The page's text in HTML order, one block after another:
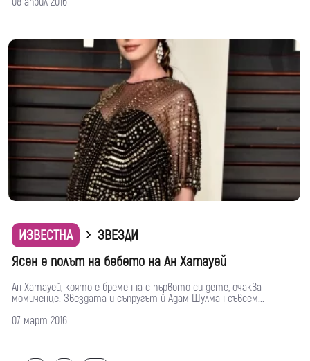
ИЗВЕСТНА
ЗВЕЗДИ
Ясен е полът на бебето на Ан Хатауей
Ан Хатауей, която е бременна с първото си дете, очаква
момиченце. Звездата и съпругът й Адам Шулман съвсем...
07 март 2016